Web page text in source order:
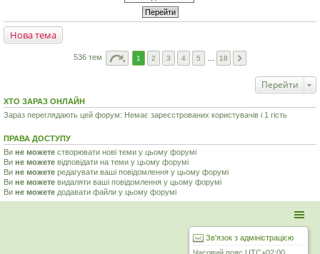
Нова тема
536 тем 1 2 3 4 5 18
Перейти
ХТО ЗАРАЗ ОНЛАЙН
Зараз переглядають цей форум: Немає зареєстрованих користувачів і 1 гість
ПРАВА ДОСТУПУ
Ви не можете створювати нові теми у цьому форумі
Ви не можете відповідати на теми у цьому форумі
Ви не можете редагувати ваші повідомлення у цьому форумі
Ви не можете видаляти ваші повідомлення у цьому форумі
Ви не можете додавати файли у цьому форумі
Зв'язок з адміністрацією
Часовий пояс UTC+02:00